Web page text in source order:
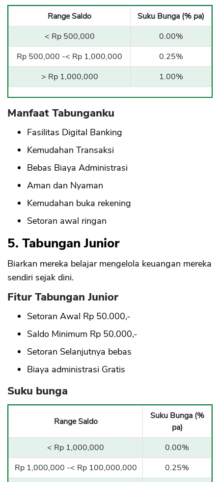
Range Saldo
Suku Bunga (% pa)
< Rp 500,000
0.00%
Rp 500,000 -< Rp 1,000,000
0.25%
> Rp 1,000,000
1.00%
Manfaat Tabunganku
Fasilitas Digital Banking
Kemudahan Transaksi
Bebas Biaya Administrasi
Aman dan Nyaman
Kemudahan buka rekening
Setoran awal ringan
5. Tabungan Junior
Biarkan mereka belajar mengelola keuangan mereka
sendiri sejak dini.
Fitur Tabungan Junior
Setoran Awal Rp 50.000,-
Saldo Minimum Rp 50.000,-
Setoran Selanjutnya bebas
Biaya administrasi Gratis
Suku bunga
Range Saldo
Suku Bunga (%
pa)
< Rp 1,000,000
0.00%
Rp 1,000,000 -< Rp 100,000,000
0.25%